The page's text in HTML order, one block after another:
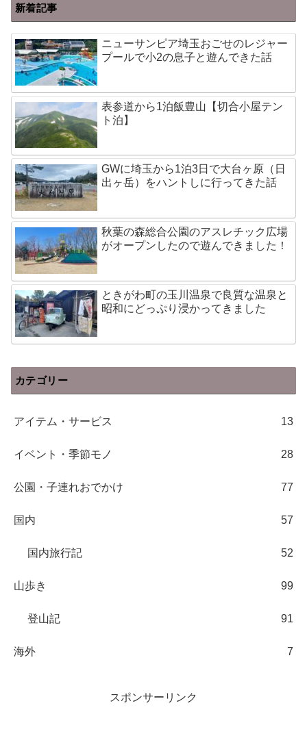
新着記事
ニューサンピア埼玉おごせのレジャー
プールで小2の息子と遊んできた話
表参道から1泊飯豊山【切合小屋テン
ト泊】
GWに埼玉から1泊3日で大台ヶ原（日
出ヶ岳）をハントしに行ってきた話
秋葉の森総合公園のアスレチック広場
がオープンしたので遊んできました！
ときがわ町の玉川温泉で良質な温泉と
昭和にどっぷり浸かってきました
カテゴリー
アイテム・サービス 13
イベント・季節モノ 28
公園・子連れおでかけ 77
国内 57
国内旅行記 52
山歩き 99
登山記 91
海外 7
スポンサーリンク